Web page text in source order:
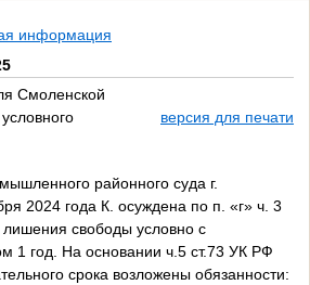
информация
Смоленской
версия для печати
районного суда г.
2024 года К. осуждена по п. «г» ч. 3
свободы условно с
1 год. На основании ч.5 ст.73 УК РФ
срока возложены обязанности: